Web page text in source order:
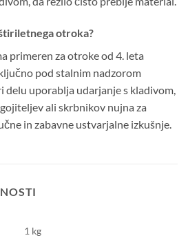
otroka?
primeren za otroke od 4. leta
pod stalnim nadzorom
delu uporablja udarjanje s kladivom,
ali skrbnikov nujna za
in zabavne ustvarjalne izkušnje.
1 kg